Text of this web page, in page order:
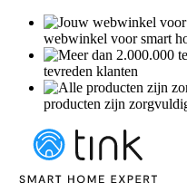
webwinkel voor smart
tevreden klanten
producten zijn